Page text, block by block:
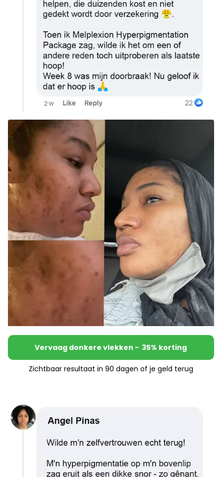
Vervaag donkere vlekken - 35% korting
Zichtbaar resultaat in 90 dagen of je geld terug